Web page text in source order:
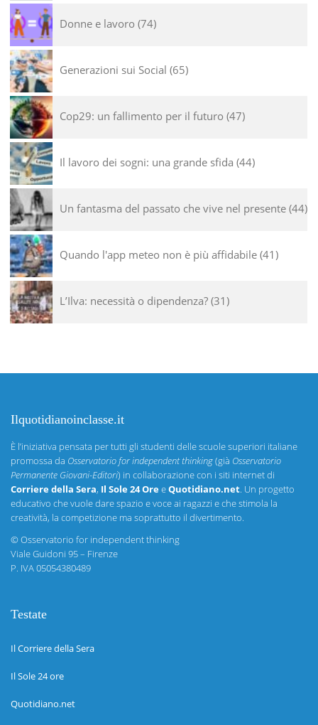
Donne e lavoro 74
Generazioni sui Social 65
Cop29: un fallimento per il futuro 47
Il lavoro dei sogni: una grande sfida 44
Un fantasma del passato che vive nel presente 44
Quando l'app meteo non è più affidabile 41
L’Ilva: necessità o dipendenza? 31
Ilquotidianoinclasse.it
È l’iniziativa pensata per tutti gli studenti delle scuole superiori italiane
promossa da Osservatorio for independent thinking(già Osservatorio
Permanente Giovani-Editori) in collaborazione con i siti internet di
Corriere della Sera, Il Sole 24 OreeQuotidiano.net. Un progetto
educativo che vuole dare spazio e voce ai ragazzi e che stimola la
creatività, la competizione ma soprattutto il divertimento.
©Osservatorio for independent thinking
Viale Guidoni 95 – Firenze
P. IVA 05054380489
Testate
Il Corriere della Sera
Il Sole 24 ore
Quotidiano.net